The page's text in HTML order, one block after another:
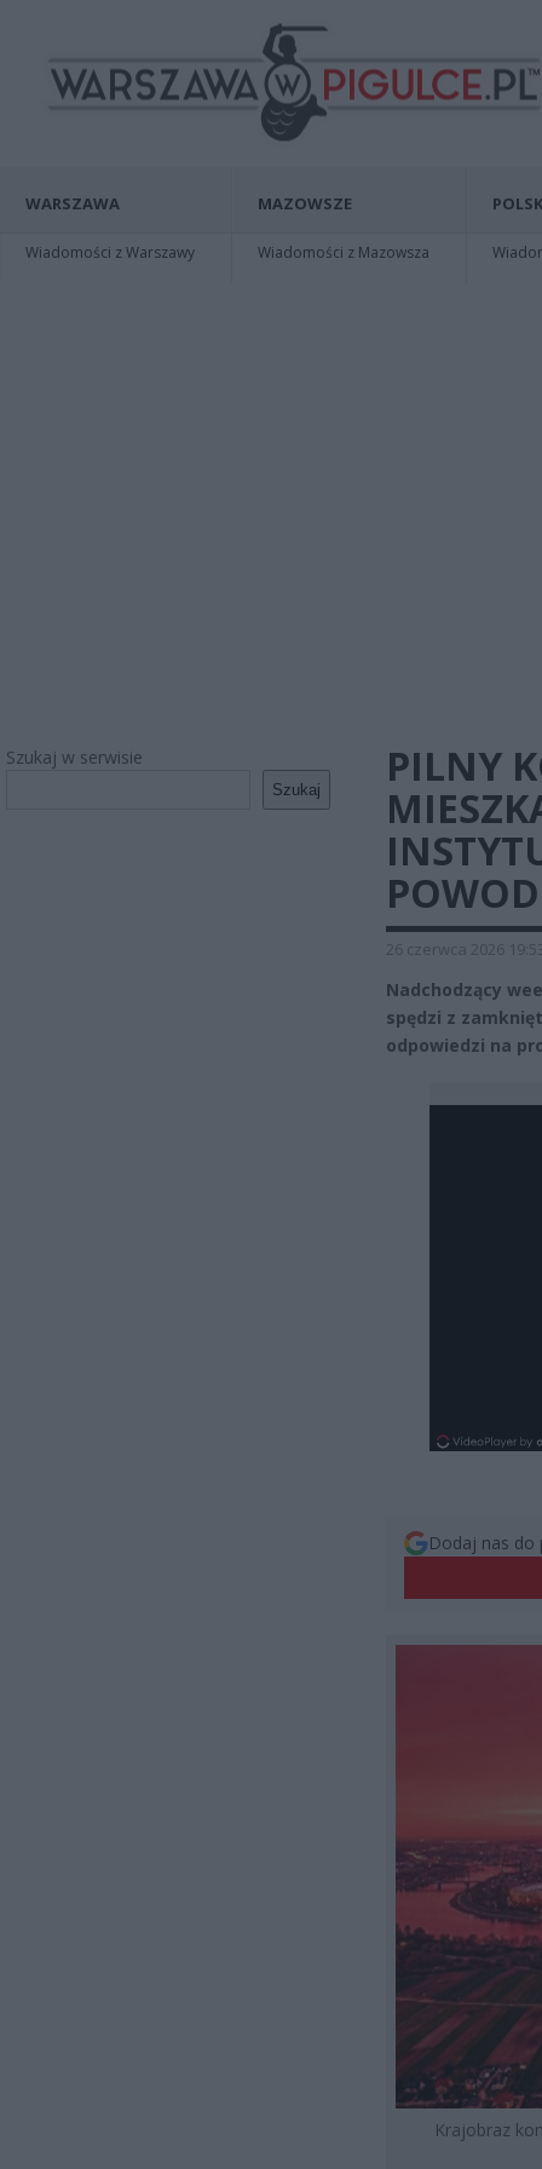
WARSZAWA
Wiadomości z Warszawy
MAZOWSZE
Wiadomości z Mazowsza
Szukaj w serwisie
Szukaj
PILNY
26 czerwca 2026
Nadchodzący
spędzi z
odpowiedzi na
Dodaj nas do
Krajobraz